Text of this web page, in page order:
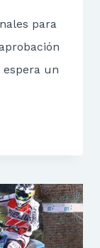
para
espera un